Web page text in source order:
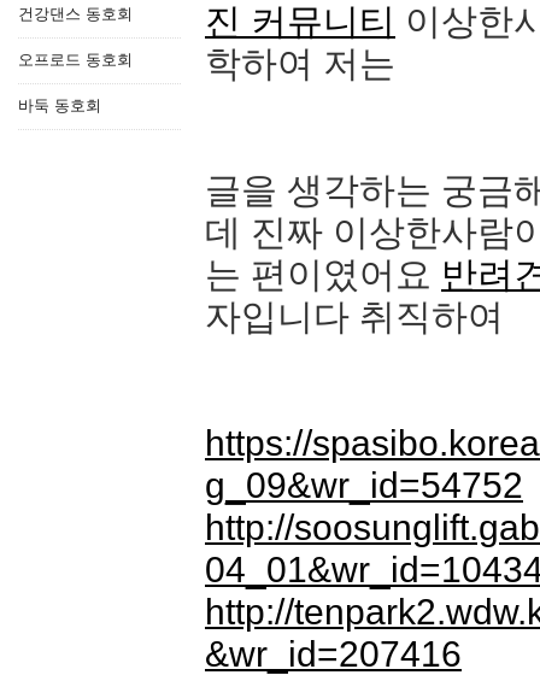
건강댄스 동호회
오프로드 동호회
바둑 동호회
진 커뮤니티 이상한
학하여 저는
글을 생각하는 궁금
데 진짜 이상한사람
는 편이였어요 반려
자입니다 취직하여
https://
g_09&wr_id=54752
http://
http://
&wr_id=207416